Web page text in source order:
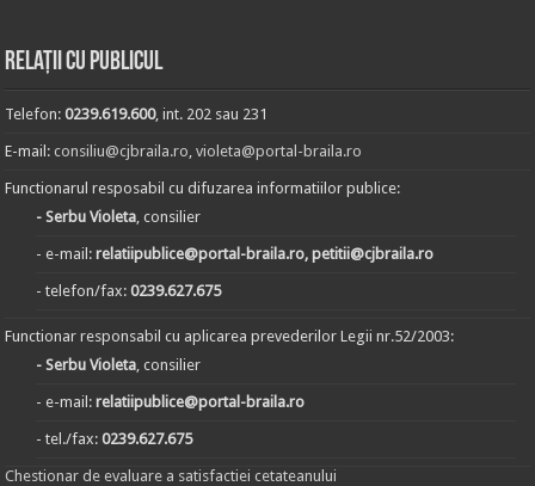
Relații cu publicul
Telefon:0239.619.600, int. 202 sau 231
E-mail:consiliu@cjbraila.ro ,violeta@portal-braila.ro
Functionarul resposabil cu difuzarea informatiilor publice:
- Serbu Violeta , consilier
- e-mail:relatiipublice@portal-braila.ro, petitii@cjbraila.ro
- telefon/fax:0239.627.675
Functionar responsabil cu aplicarea prevederilor Legii nr.52/2003:
- Serbu Violeta , consilier
- e-mail:relatiipublice@portal-braila.ro
- tel./fax:0239.627.675
Chestionar de evaluare a satisfactiei cetateanului